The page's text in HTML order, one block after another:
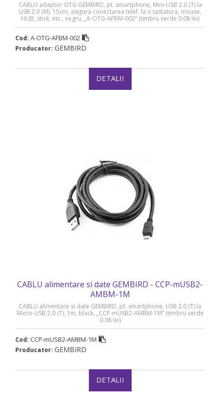
CABLU adaptor OTG GEMBIRD, pt. smartphone, Mini-USB 2.0 (T) la
USB 2.0 (M), 15cm, asigura conectarea telef. la o tastatura, mouse,
HUB, stick, etc., negru, „A-OTG-AFBM-002” (timbru verde 0.08 lei)
Cod: A-OTG-AFBM-002
Producator: GEMBIRD
DETALII
CABLU alimentare si date GEMBIRD - CCP-mUSB2-
AMBM-1M
CABLU alimentare si date GEMBIRD, pt. smartphone, USB 2.0 (T) la
Micro-USB 2.0 (T), 1m, black, „CCP-mUSB2-AMBM-1M” (timbru verde
0.08 lei)
Cod: CCP-mUSB2-AMBM-1M
Producator: GEMBIRD
DETALII